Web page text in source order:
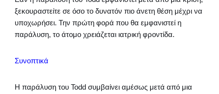
ξεκουραστείτε σε όσο το δυνατόν πιο άνετη θέση μέχρι να
υποχωρήσει. Την πρώτη φορά που θα εμφανιστεί η
παράλυση, το άτομο χρειάζεται ιατρική φροντίδα.
Συνοπτικά
Η παράλυση του Todd συμβαίνει αμέσως μετά από μια